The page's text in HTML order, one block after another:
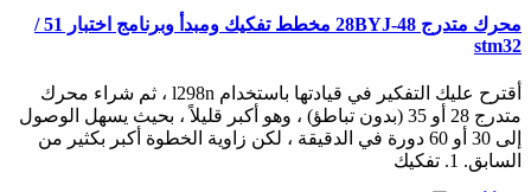
محرك متدرج 28BYJ-48 مخطط تفكيك ومبدأ وبرنامج اختبار 51 /
stm32
أقترح عليك التفكير في قيادتها باستخدام l298n ، ثم شراء محرك
متدرج 28 أو 35 (بدون تباطؤ) ، وهو أكبر قليلاً ، بحيث يسهل الوصول
إلى 30 أو 60 دورة في الدقيقة ، لكن زاوية الخطوة أكبر بكثير من
السابق. 1. تفكيك